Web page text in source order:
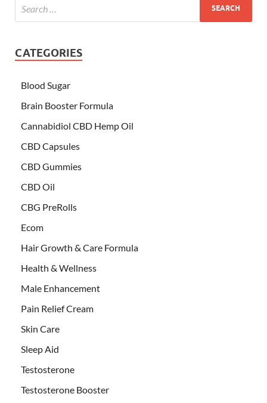
CATEGORIES
Blood Sugar
Brain Booster Formula
Cannabidiol CBD Hemp Oil
CBD Capsules
CBD Gummies
CBD Oil
CBG PreRolls
Ecom
Hair Growth & Care Formula
Health & Wellness
Male Enhancement
Pain Relief Cream
Skin Care
Sleep Aid
Testosterone
Testosterone Booster